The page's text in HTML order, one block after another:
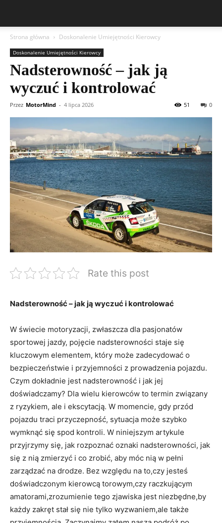
Strona główna Doskonalenie Umiejętności Kierowcy
Doskonalenie Umiejętności Kierowcy
Nadsterowność – jak ją
wyczuć i kontrolować
Przez MotorMind - 4 lipca 2026 0
51
Rate this post
Nadsterowność⁣ –‌ jak ją wyczuć ⁢i kontrolować
W świecie motoryzacji,⁤ zwłaszcza dla pasjonatów
sportowej⁣ jazdy, ⁤pojęcie ‌nadsterowności staje się
kluczowym elementem, który może zadecydować ⁣o
bezpieczeństwie ‍i przyjemności z prowadzenia pojazdu.
Czym dokładnie ⁤jest ​nadsterowność ⁣i jak ‌jej
doświadczamy? Dla wielu kierowców to termin związany
z ryzykiem, ale i ekscytacją.⁣ W momencie, gdy przód‌
pojazdu traci przyczepność, sytuacja ​może szybko
wymknąć‍ się ‌spod kontroli. W niniejszym artykule
przyjrzymy ⁢się,‍ jak ‍rozpoznać oznaki ⁢nadsterowności, jak
się⁤ z nią⁢ zmierzyć​ i co zrobić, aby móc nią w pełni
zarządzać ‌na ​drodze. Bez‌ względu na to,czy jesteś‍
doświadczonym kierowcą torowym,czy raczkującym
amatorami,zrozumienie tego⁣ zjawiska jest ‌niezbędne,by
‌każdy zakręt stał się‌ nie tylko ⁣wyzwaniem,ale także⁣